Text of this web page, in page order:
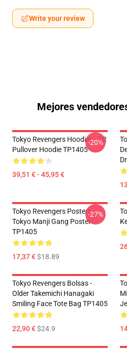
Write your review
Mejores
Tokyo Revengers Hoodies - TR
Pullover Hoodie TP1405
39,51 € - 45,95 €
-20%
Tokyo Revengers Posters -
Tokyo Manji Gang Poster
TP1405
17,37 €$18.89
-27%
Tokyo Revengers Bolsas -
Older Takemichi Hanagaki
Smiling Face Tote Bag TP1405
22,90 €$24.9